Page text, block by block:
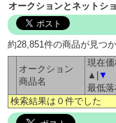
オークションとネットシ
約28,851件の商品が見つ
オークション
商品名
現在価
▲|▼
最低
検索結果は０件でした